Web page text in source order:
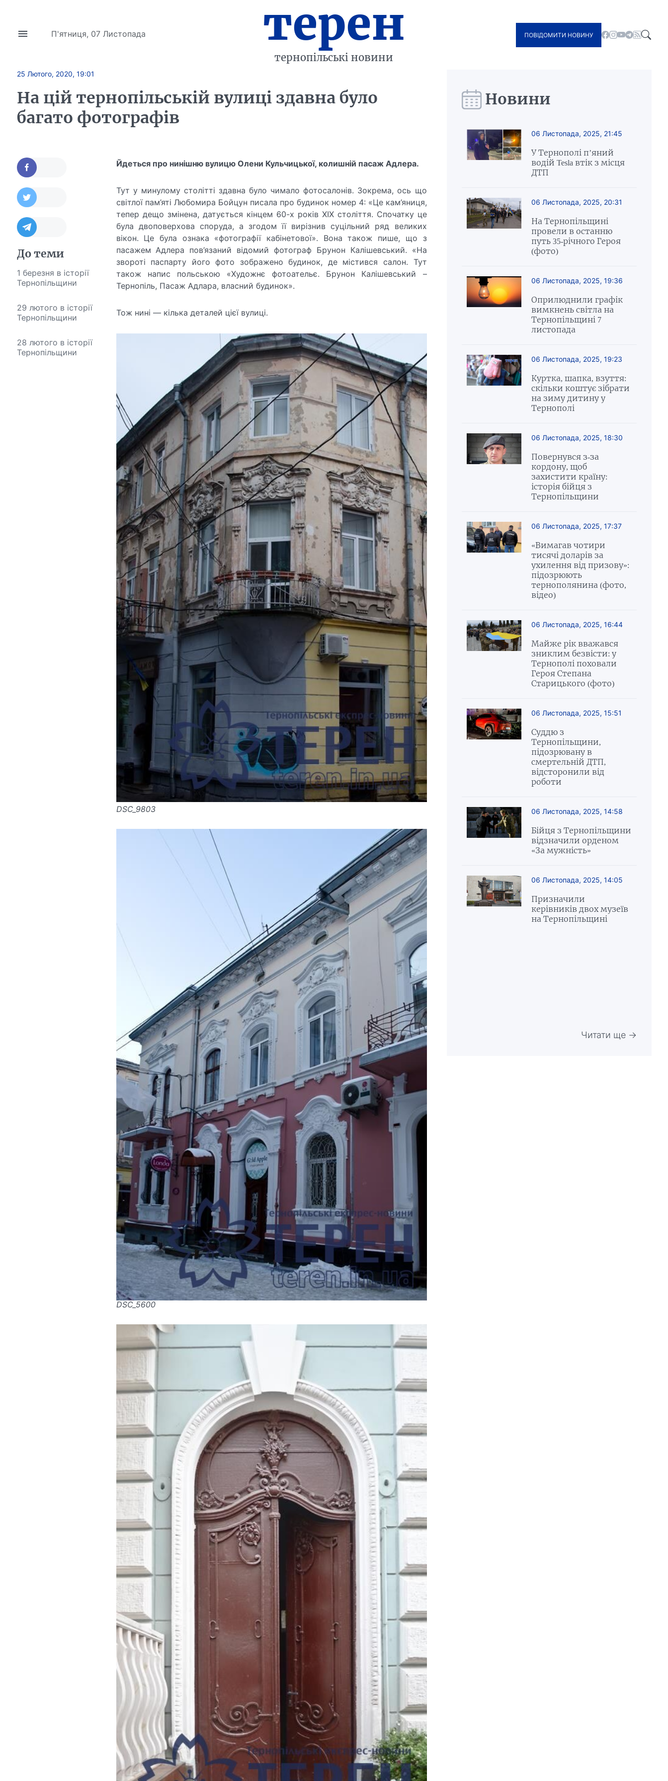
П'ятниця, 07 Листопада терен
тернопільські новини
ПОВІДОМИТИ НОВИНУ
25 Лютого, 2020, 19:01
На цій тернопільській вулиці здавна було
багато фотографів
До теми
1 березня в історії
Тернопільщини
29 лютого в історії
Тернопільщини
28 лютого в історії
Тернопільщини
Йдеться про нинішню вулицю Олени Кульчицької, колишній пасаж Адлера.
Тут у минулому столітті здавна було чимало фотосалонів. Зокрема, ось що
світлої пам’яті Любомира Бойцун писала про будинок номер 4: «Це кам’яниця,
тепер дещо змінена, датується кінцем 60-х років XIX століття. Спочатку це
була двоповерхова споруда, а згодом її вирізнив суцільний ряд великих
вікон. Це була ознака «фотографії кабінетової». Вона також пише, що з
пасажем Адлера пов’язаний відомий фотограф Брунон Калішевський. «На
звороті паспарту його фото зображено будинок, де містився салон. Тут
також напис польською «Художнє фотоательє. Брунон Калішевський –
Тернопіль, Пасаж Адлара, власний будинок».
Тож нині — кілька деталей цієї вулиці.
DSC_9803
DSC_5600
Новини
06 Листопада, 2025, 21:45
У Тернополі п’яний
водій Tesla втік з місця
ДТП
06 Листопада, 2025, 20:31
На Тернопільщині
провели в останню
путь 35-річного Героя
(фото)
06 Листопада, 2025, 19:36
Оприлюднили графік
вимкнень світла на
Тернопільщині 7
листопада
06 Листопада, 2025, 19:23
Куртка, шапка, взуття:
скільки коштує зібрати
на зиму дитину у
Тернополі
06 Листопада, 2025, 18:30
Повернувся з-за
кордону, щоб
захистити країну:
історія бійця з
Тернопільщини
06 Листопада, 2025, 17:37
«Вимагав чотири
тисячі доларів за
ухилення від призову»:
підозрюють
тернополянина (фото,
відео)
06 Листопада, 2025, 16:44
Майже рік вважався
зниклим безвісти: у
Тернополі поховали
Героя Степана
Старицького (фото)
06 Листопада, 2025, 15:51
Суддю з
Тернопільщини,
підозрювану в
смертельній ДТП,
відсторонили від
роботи
06 Листопада, 2025, 14:58
Бійця з Тернопільщини
відзначили орденом
«За мужність»
06 Листопада, 2025, 14:05
Призначили
керівників двох музеїв
на Тернопільщині
Читати ще →